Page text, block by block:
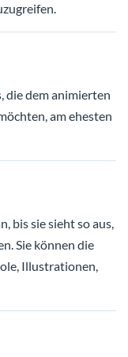
die dem animierten
am ehesten
bis sie sieht so aus,
Sie können die
Illustrationen,